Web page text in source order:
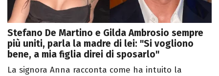
Stefano De Martino e Gilda Ambrosio sempre
più uniti, parla la madre di lei: "Si vogliono
bene, a mia figlia direi di sposarlo"
La signora Anna racconta come ha intuito la